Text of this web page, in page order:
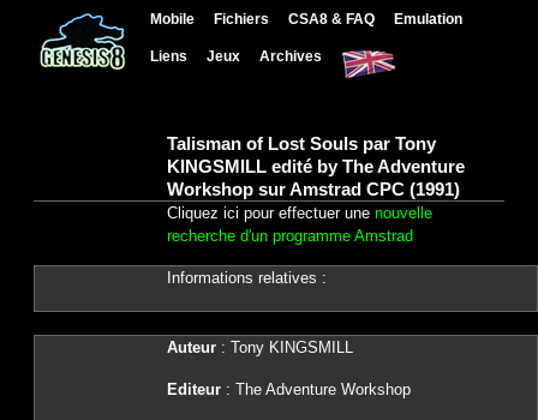
Mobile Fichiers CSA8 & FAQ Emulation
Liens Jeux Archives
Talisman of Lost Souls par Tony
KINGSMILL edité by The Adventure
Workshop sur Amstrad CPC (1991)
Cliquez ici pour effectuer une nouvelle
recherche d'un programme Amstrad
Informations relatives :
Auteur: Tony KINGSMILL
Editeur: The Adventure Workshop